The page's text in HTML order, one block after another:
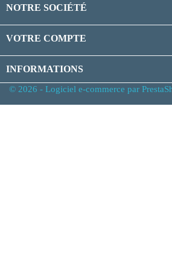
NOTRE SOCIÉTÉ
VOTRE COMPTE
INFORMATIONS
© 2026 - Logiciel e-commerce par